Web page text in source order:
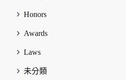
Honors
Awards
Laws
未分類